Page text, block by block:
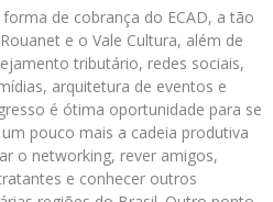
de cobrança do ECAD, a tão
e o Vale Cultura, além de
tributário, redes sociais,
arquitetura de eventos e
é ótima oportunidade para se
pouco mais a cadeia produtiva
o networking, rever amigos,
e conhecer outros